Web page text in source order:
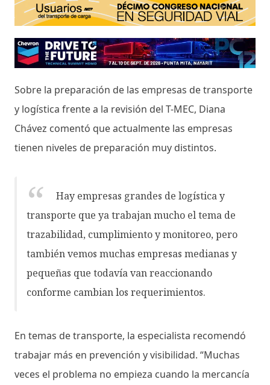
Sobre la preparación de las empresas de transporte
y logística frente a la revisión del T-MEC, Diana
Chávez comentó que actualmente las empresas
tienen niveles de preparación muy distintos.
Hay empresas grandes de logística y
transporte que ya trabajan mucho el tema de
trazabilidad, cumplimiento y monitoreo, pero
también vemos muchas empresas medianas y
pequeñas que todavía van reaccionando
conforme cambian los requerimientos.
En temas de transporte, la especialista recomendó
trabajar más en prevención y visibilidad. “Muchas
veces el problema no empieza cuando la mercancía